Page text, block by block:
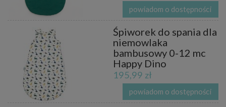
powiadom o dostępności
Śpiworek do spania dla
niemowlaka
bambusowy 0-12 mc
Happy Dino
195,99 zł
powiadom o dostępności